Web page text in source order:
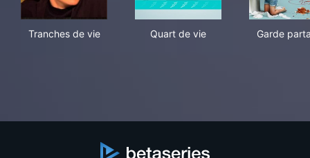
Tranches de vie Quart de vie Garde